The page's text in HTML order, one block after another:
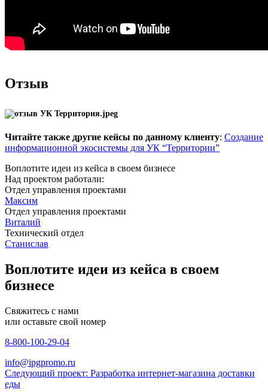
Отзыв
Читайте также другие кейсы по данному клиенту: Создание
информационной экосистемы для УК “Территории”
Воплотите идеи из кейса в своем бизнесе
Над проектом работали:
Отдел управления проектами
Максим
Отдел управления проектами
Виталий
Технический отдел
Станислав
Воплотите идеи из кейса в своем
бизнесе
Свяжитесь с нами
или оставьте свой номер
8-800-100-29-04
info@ipgpromo.ru
Следующий проект: Разработка интернет-магазина доставки
еды